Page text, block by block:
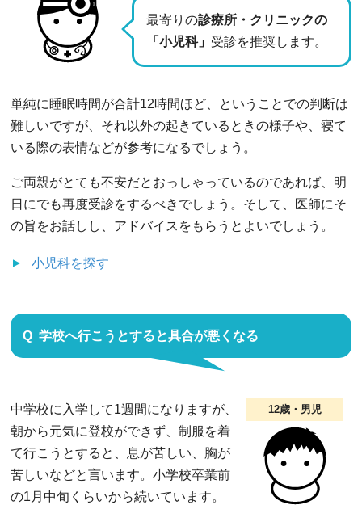
最寄りの診療所・クリニックの
「小児科」 受診を推奨します。
単純に睡眠時間が合計12時間ほど、ということでの判断は
難しいですが、それ以外の起きているときの様子や、寝て
いる際の表情などが参考になるでしょう。
ご両親がとても不安だとおっしゃっているのであれば、明
日にでも再度受診をするべきでしょう。そして、医師にそ
の旨をお話しし、アドバイスをもらうとよいでしょう。
小児科を探す
学校へ行こうとすると具合が悪くなる
12歳・男児
中学校に入学して1週間になりますが、
朝から元気に登校ができず、制服を着
て行こうとすると、息が苦しい、胸が
苦しいなどと言います。小学校卒業前
の1月中旬くらいから続いています。